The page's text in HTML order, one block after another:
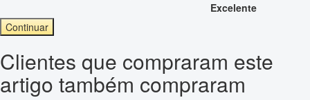
Excelente
Continuar
Clientes que compraram este
artigo também compraram